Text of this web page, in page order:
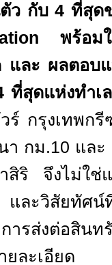
ว กับ4 ที่สุด
พร้อม
และ ผลตอบ
ที่สุดแห่งทำเ
ร์ กรุงเทพกรี
า กม.10 และ
สิริ
จึงไม่ใช่
และวิสัยทัศน์
การส่งต่อสิน
ยละเอียด